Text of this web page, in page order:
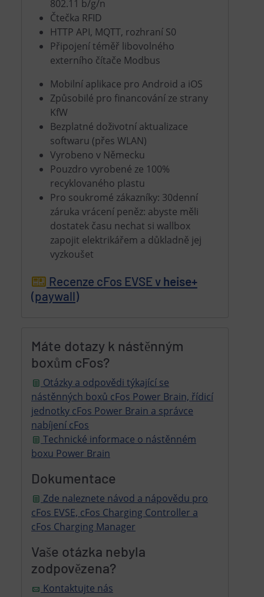
802.11 b/g/n
Čtečka RFID
HTTP API, MQTT, rozhraní S0
Připojení téměř libovolného
externího čítače Modbus
Mobilní aplikace pro Android a iOS
Způsobilé pro financování ze strany
KfW
Bezplatné doživotní aktualizace
softwaru (přes WLAN)
Vyrobeno v Německu
Pouzdro vyrobené ze 100%
recyklovaného plastu
Pro soukromé zákazníky: 30denní
záruka vrácení peněz: abyste měli
dostatek času nechat si wallbox
zapojit elektrikářem a důkladně jej
vyzkoušet
Recenze cFos EVSE v heise+
(paywall)
Máte dotazy k nástěnným
boxům cFos?
Otázky a odpovědi týkající se
nástěnných boxů cFos Power Brain, řídicí
jednotky cFos Power Brain a správce
nabíjení cFos
Technické informace o nástěnném
boxu Power Brain
Dokumentace
Zde naleznete návod a nápovědu pro
cFos EVSE, cFos Charging Controller a
cFos Charging Manager
Vaše otázka nebyla
zodpovězena?
Kontaktujte nás